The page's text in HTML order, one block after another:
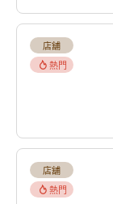
店舖
熱門
店舖
熱門